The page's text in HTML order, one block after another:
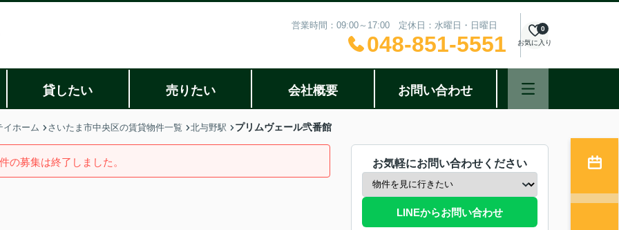
営業時間：09:00～17:00 定休日：水曜日・日曜日
048-851-5551 お気に入り
0
貸したい 売りたい 会社概要 お問い合わせ
イホーム さいたま市中央区の賃貸物件一覧 北与野駅 プリムヴェール弐番館
の募集は終了しました。 お気軽にお問い合わせください
LINEからお問い合わせ